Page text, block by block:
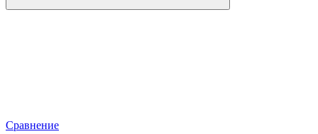
Сравнение